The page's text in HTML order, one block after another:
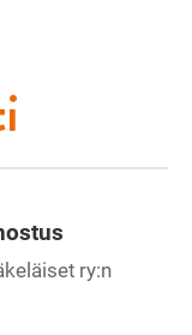
ry:n